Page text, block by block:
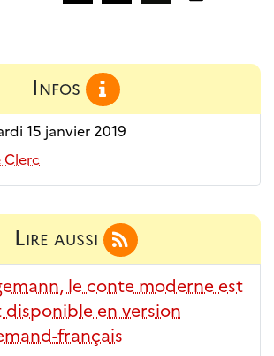
Infos
15 janvier 2019
Clerc
Lire aussi
le conte moderne est
en version
français